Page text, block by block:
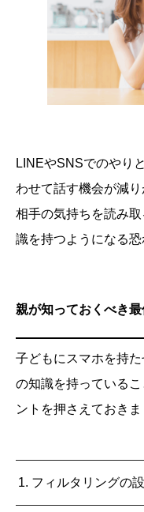
LINEやSNSでのやり
わせて話す機会が減
相手の気持ちを読み
識を持つようになる恐
親が知っておくべき
子どもにスマホを持
の知識を持っている
ントを押さえておきま
1. フィルタリングの